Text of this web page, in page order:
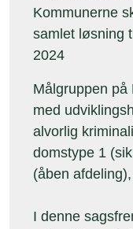
Kommunerne
samlet løsning
2024
Målgruppen på
med
alvorlig
domstype 1
(åben
I denne